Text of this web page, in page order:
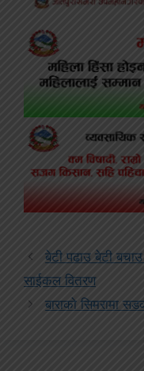
बेटी पढाउ बेटी
साईकल वितरण
बाराको सिमरामा